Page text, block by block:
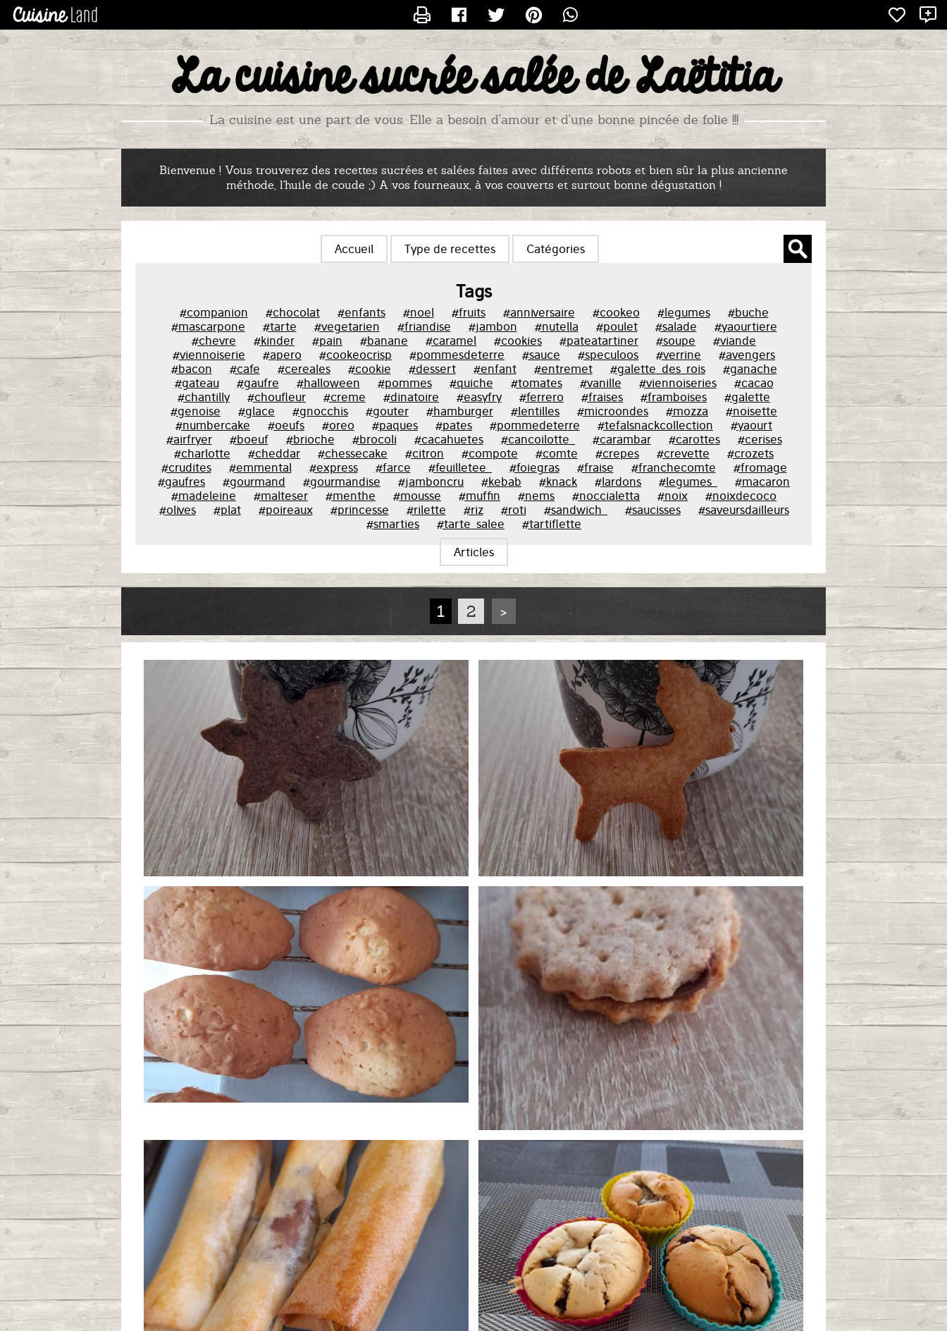
La cuisine sucrée salée de Laëtitia
La cuisine est une part de vous. Elle a besoin d'amour et d'une bonne pincée de folie !!!
Bienvenue ! Vous trouverez des recettes sucrées et salées faites avec différents robots et bien sûr la plus ancienne
méthode, l'huile de coude ;) A vos fourneaux, à vos couverts et surtout bonne dégustation !
Accueil Type de recettes Catégories
Tags
#companion #chocolat #enfants #noel #fruits #anniversaire #cookeo #legumes
#buche
#mascarpone
#tarte #vegetarien #friandise #jambon #nutella #poulet #salade
#yaourtiere
#chevre
#kinder #pain #banane #caramel #cookies #pateatartiner #soupe
#viande
#viennoiserie
#apero #cookeocrisp #pommesdeterre #sauce #speculoos #verrine
#avengers
#bacon
#cafe #cereales #cookie #dessert #enfant #entremet #galette_des_rois
#ganache
#gateau
#gaufre #halloween #pommes #quiche #tomates #vanille #viennoiseries
#cacao
#chantilly
#choufleur #creme #dinatoire #easyfry #ferrero #fraises #framboises
#galette
#genoise
#glace #gnocchis #gouter #hamburger #lentilles #microondes #mozza
#noisette
#numbercake
#oeufs #oreo #paques #pates #pommedeterre #tefalsnackcollection
#yaourt
#airfryer
#boeuf #brioche #brocoli #cacahuetes #cancoilotte_ #carambar #carottes
#cerises
#charlotte
#cheddar #chessecake #citron #compote #comte #crepes #crevette
#crozets
#crudites
#emmental #express #farce #feuilletee_ #foiegras #fraise #franchecomte
#fromage
#gaufres
#gourmand #gourmandise #jamboncru #kebab #knack #lardons #legumes_
#macaron
#madeleine
#malteser #menthe #mousse #muffin #nems #noccialetta #noix
#noixdecoco
#olives
#plat #poireaux #princesse #rilette #riz #roti #sandwich_ #saucisses
#saveursdailleurs
#smarties
#tarte_salee
#tartiflette
Articles
1 2 >
Sablés oreo
Publié le 24/11/2024 à 18:17
sablés Golden Grahams
Publié le 24/11/2024 à 18:16
Madeleine
Publié le 02/11/2024 à 15:19
0
sablé style prince
Publié le 02/09/2024 à 16:00
X
CONTACTER TITIADU25